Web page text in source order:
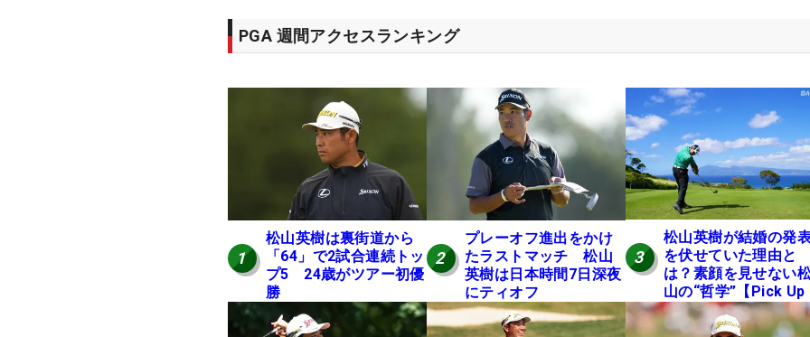
PGA 週間アクセスランキング
1
松山英樹は裏街道から
「64」で2試合連続トッ
プ5 24歳がツアー初優
勝
2
プレーオフ進出をかけ
たラストマッチ 松山
英樹は日本時間7日深夜
にティオフ
3
松山英樹が結婚の発
を伏せていた理由と
は？素顔を見せない
山の“哲学”【Pick Up
国男子ツアー十大ニ
ース】